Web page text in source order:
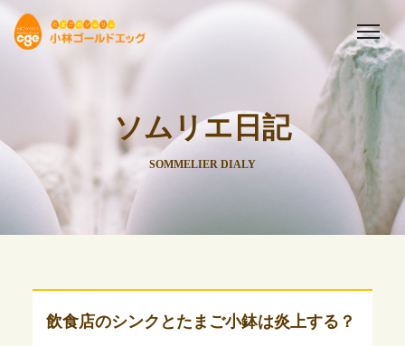
ソムリエ日記
SOMMELIER DIALY
飲食店のシンクとたまご小鉢は炎上する？